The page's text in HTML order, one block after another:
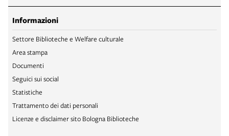
Informazioni
Settore Biblioteche e Welfare culturale
Area stampa
Documenti
Seguici sui social
Statistiche
Trattamento dei dati personali
Licenze e disclaimer sito Bologna Biblioteche